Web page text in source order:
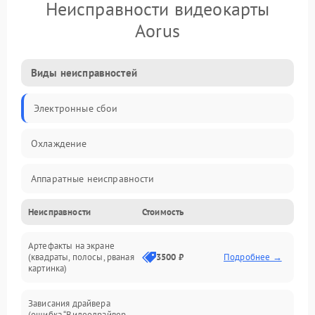
Неисправности видеокарты
Aorus
Виды неисправностей
Электронные сбои
Охлаждение
Аппаратные неисправности
Перегрев и термопроблемы
Видео
Неисправности Стоимость
Артефакты на экране
(квадраты, полосы, рваная
картинка)
3500 ₽ Подробнее →
Зависания драйвера